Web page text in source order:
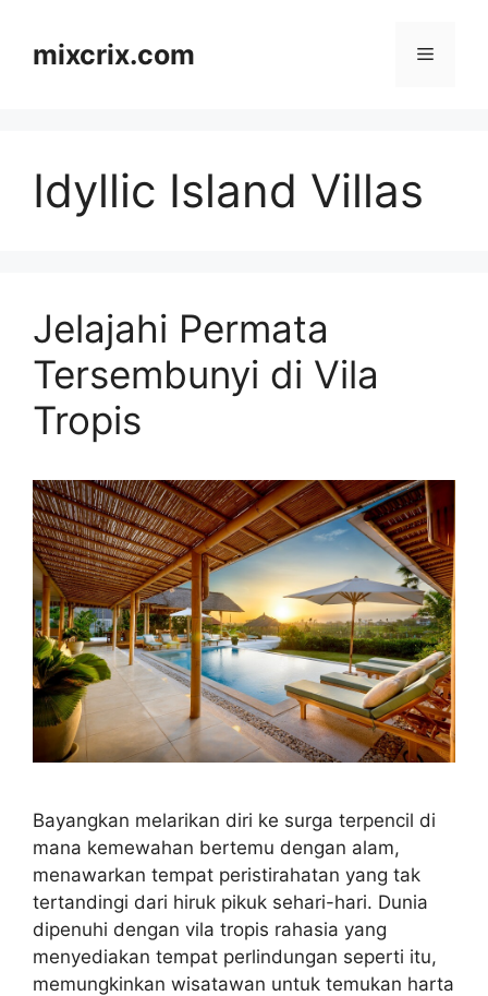
contentmixcrix.com Menu
Idyllic Island Villas
Jelajahi Permata
Tersembunyi di Vila
Tropis
Bayangkan melarikan diri ke surga terpencil di
mana kemewahan bertemu dengan alam,
menawarkan tempat peristirahatan yang tak
tertandingi dari hiruk pikuk sehari-hari. Dunia
dipenuhi dengan vila tropis rahasia yang
menyediakan tempat perlindungan seperti itu,
memungkinkan wisatawan untuk temukan harta